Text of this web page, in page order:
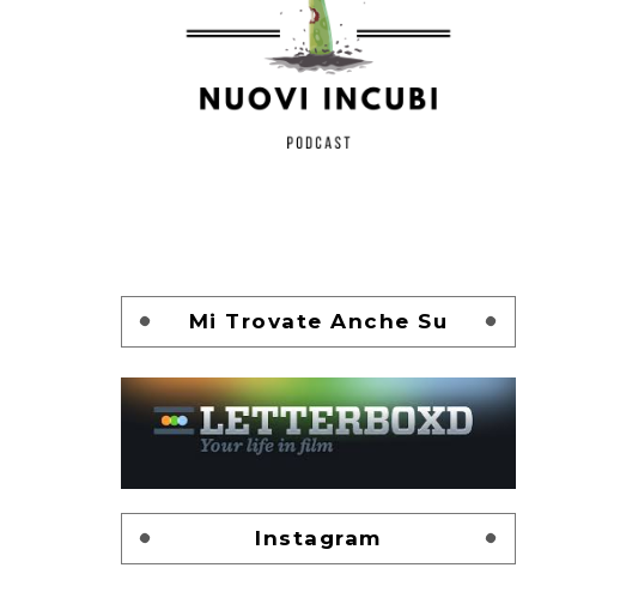
Mi Trovate Anche Su
Instagram